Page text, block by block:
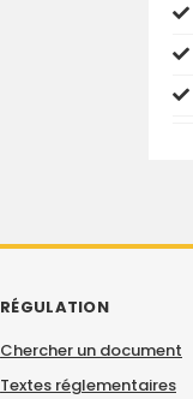
RÉGULATION
Chercher un document
Textes réglementaires